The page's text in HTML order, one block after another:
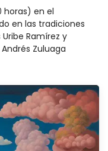
horas) en el
en las tradiciones
Ramírez y
Zuluaga